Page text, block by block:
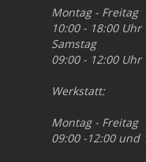
Montag - Freitag
10:00 - 18:00 Uhr
Samstag
09:00 - 12:00 Uhr
Werkstatt:
Montag - Freitag
09:00 -12:00 und